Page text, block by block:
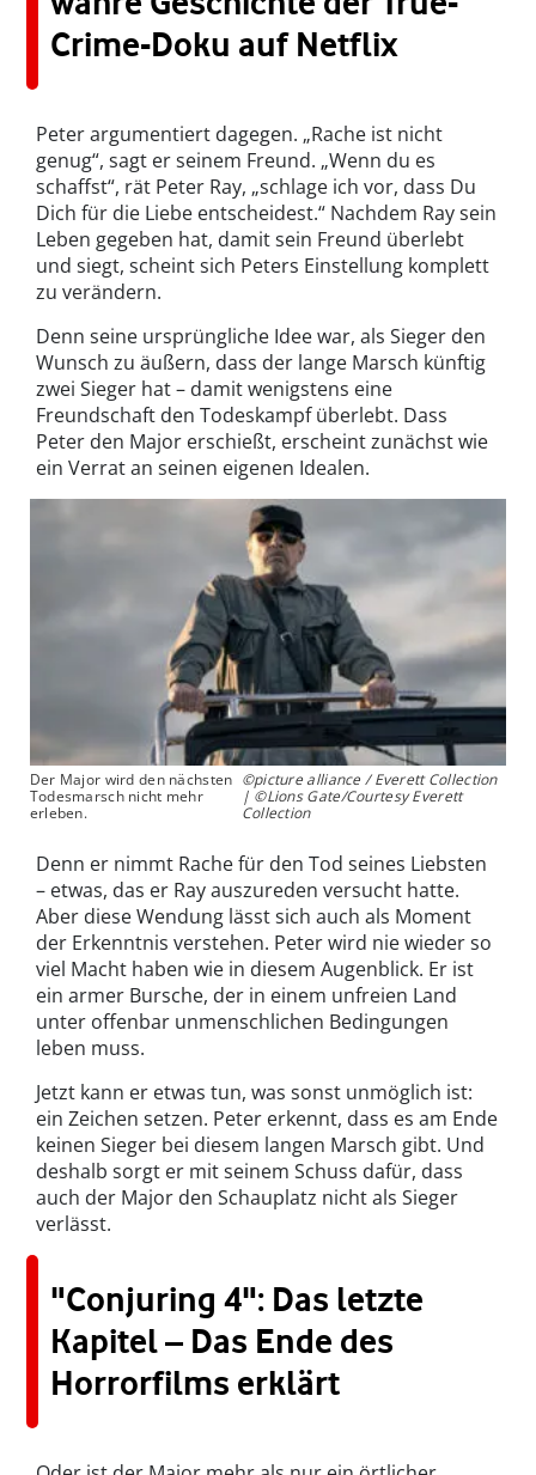
Crime-Doku auf Netflix
Peter argumentiert dagegen. „Rache ist nicht
genug“, sagt er seinem Freund. „Wenn du es
schaffst“, rät Peter Ray, „schlage ich vor, dass Du
Dich für die Liebe entscheidest.“ Nachdem Ray sein
Leben gegeben hat, damit sein Freund überlebt
und siegt, scheint sich Peters Einstellung komplett
zu verändern.
Denn seine ursprüngliche Idee war, als Sieger den
Wunsch zu äußern, dass der lange Marsch künftig
zwei Sieger hat – damit wenigstens eine
Freundschaft den Todeskampf überlebt. Dass
Peter den Major erschießt, erscheint zunächst wie
ein Verrat an seinen eigenen Idealen.
Der Major wird den nächsten
Todesmarsch nicht mehr
erleben.
©picture alliance / Everett Collection
| ©Lions Gate/Courtesy Everett
Collection
Denn er nimmt Rache für den Tod seines Liebsten
– etwas, das er Ray auszureden versucht hatte.
Aber diese Wendung lässt sich auch als Moment
der Erkenntnis verstehen. Peter wird nie wieder so
viel Macht haben wie in diesem Augenblick. Er ist
ein armer Bursche, der in einem unfreien Land
unter offenbar unmenschlichen Bedingungen
leben muss.
Jetzt kann er etwas tun, was sonst unmöglich ist:
ein Zeichen setzen. Peter erkennt, dass es am Ende
keinen Sieger bei diesem langen Marsch gibt. Und
deshalb sorgt er mit seinem Schuss dafür, dass
auch der Major den Schauplatz nicht als Sieger
verlässt.
"Conjuring 4": Das letzte
Kapitel – Das Ende des
Horrorfilms erklärt